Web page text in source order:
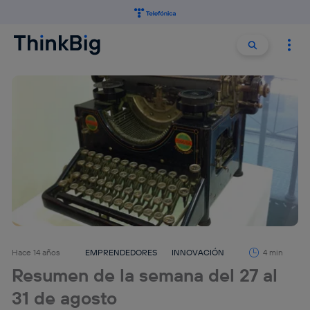
Buscar
Hace 14 años EMPRENDEDORES INNOVACIÓN 4 min
Resumen de la semana del 27 al
31 de agosto